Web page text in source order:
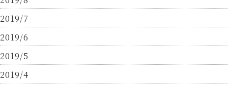
2019/7
2019/6
2019/5
2019/4